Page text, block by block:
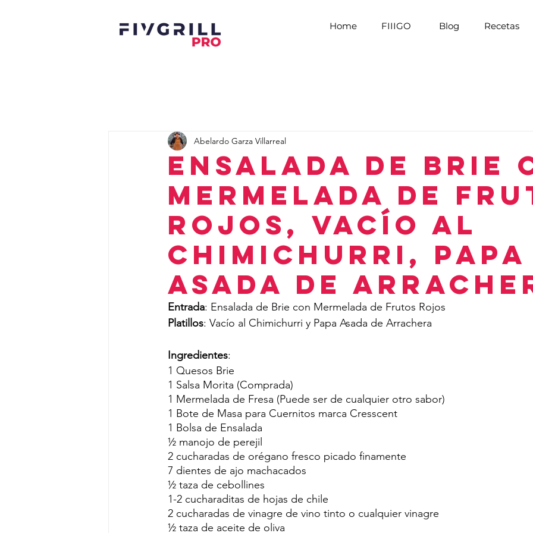
Home FIIIGO Blog Recetas
Ensalada de Brie
mermelada de
Rojos, Vacío al
Chimichurri, Papa
Asada de
Abelardo Garza Villarreal
Entrada: Ensalada de Brie con Mermelada de Frutos Rojos
Platillos: Vacío al Chimichurri y Papa Asada de Arrachera
Ingredientes:
1 Quesos Brie
1 Salsa Morita (Comprada)
1 Mermelada de Fresa (Puede ser de cualquier otro sabor)
1 Bote de Masa para Cuernitos marca Cresscent
1 Bolsa de Ensalada
½ manojo de perejil
2 cucharadas de orégano fresco picado finamente
7 dientes de ajo machacados
½ taza de cebollines
1-2 cucharaditas de hojas de chile
2 cucharadas de vinagre de vino tinto o cualquier vinagre
½ taza de aceite de oliva